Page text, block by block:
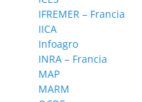
IFREMER – Francia
IICA
Infoagro
INRA – Francia
MAP
MARM